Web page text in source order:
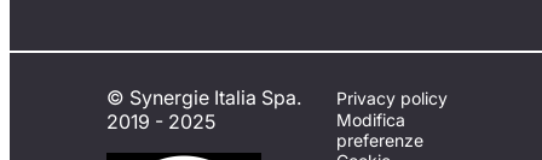
© Synergie Italia Spa.
2019 - 2025
Privacy policy
Modifica
preferenze